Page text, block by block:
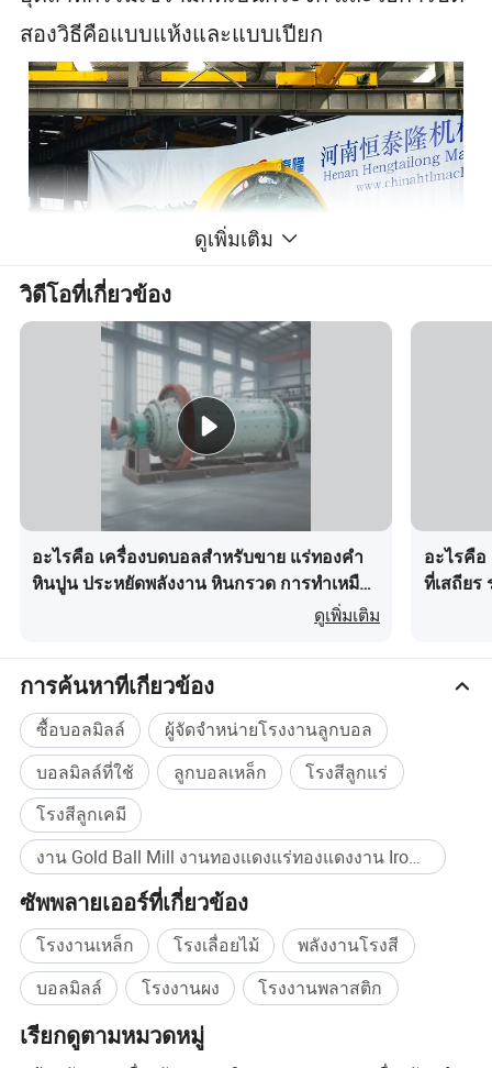
สองวิธีคือแบบแห้งและแบบเปียก
ดูเพิ่มเติม
วิดีโอที่เกี่ยวข้อง
อะไรคือ เครื่องบดบอลสำหรับขาย แร่ทองคำ
หินปูน ประหยัดพลังงาน หินกรวด การทำเหมือง
แร่ทองแดง ตะกั่ว สังกะสี ปูนซีเมนต์ อลูมิเนียม
ดูเพิ่มเติม
อะไรคื
ที่เสถียร
การค้นหาที่เกี่ยวข้อง
ซื้อบอลมิลล์
ผู้จัดจำหน่ายโรงงานลูกบอล
บอลมิลล์ที่ใช้
ลูกบอลเหล็ก
โรงสีลูกแร่
โรงสีลูกเคมี
งาน Gold Ball Mill งานทองแดงแร่ทองแดงงาน Iron Ball Mill งานกัดอะลูมิเนียมบอล Mill งานลีดบอลมิลล์งานแมงกานีส Ball Mill งานกัดลูกบอลโครเมียม ซื้อจำนวนมาก
ซัพพลายเออร์ที่เกี่ยวข้อง
โรงงานเหล็ก โรงเลื่อยไม้
พลังงานโรงสี
บอลมิลล์
โรงงานผง โรงงานพลาสติก
เรียกดูตามหมวดหมู่